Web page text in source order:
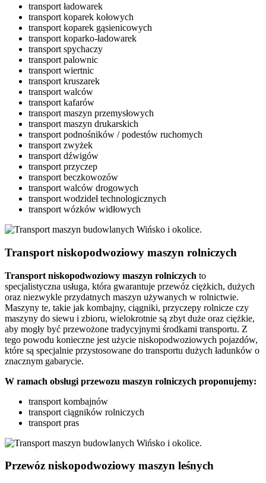
transport ładowarek
transport koparek kołowych
transport koparek gąsienicowych
transport koparko-ładowarek
transport spychaczy
transport palownic
transport wiertnic
transport kruszarek
transport walców
transport kafarów
transport maszyn przemysłowych
transport maszyn drukarskich
transport podnośników / podestów ruchomych
transport zwyżek
transport dźwigów
transport przyczep
transport beczkowozów
transport walców drogowych
transport wodzideł technologicznych
transport wózków widłowych
Transport niskopodwoziowy maszyn rolniczych
Transport niskopodwoziowy maszyn rolniczych to
specjalistyczna usługa, która gwarantuje przewóz ciężkich, dużych
oraz niezwykle przydatnych maszyn używanych w rolnictwie.
Maszyny te, takie jak kombajny, ciągniki, przyczepy rolnicze czy
maszyny do siewu i zbioru, wielokrotnie są zbyt duże oraz ciężkie,
aby mogły być przewożone tradycyjnymi środkami transportu. Z
tego powodu konieczne jest użycie niskopodwoziowych pojazdów,
które są specjalnie przystosowane do transportu dużych ładunków o
znacznym gabarycie.
W ramach obsługi przewozu maszyn rolniczych proponujemy:
transport kombajnów
transport ciągników rolniczych
transport pras
Przewóz niskopodwoziowy maszyn leśnych